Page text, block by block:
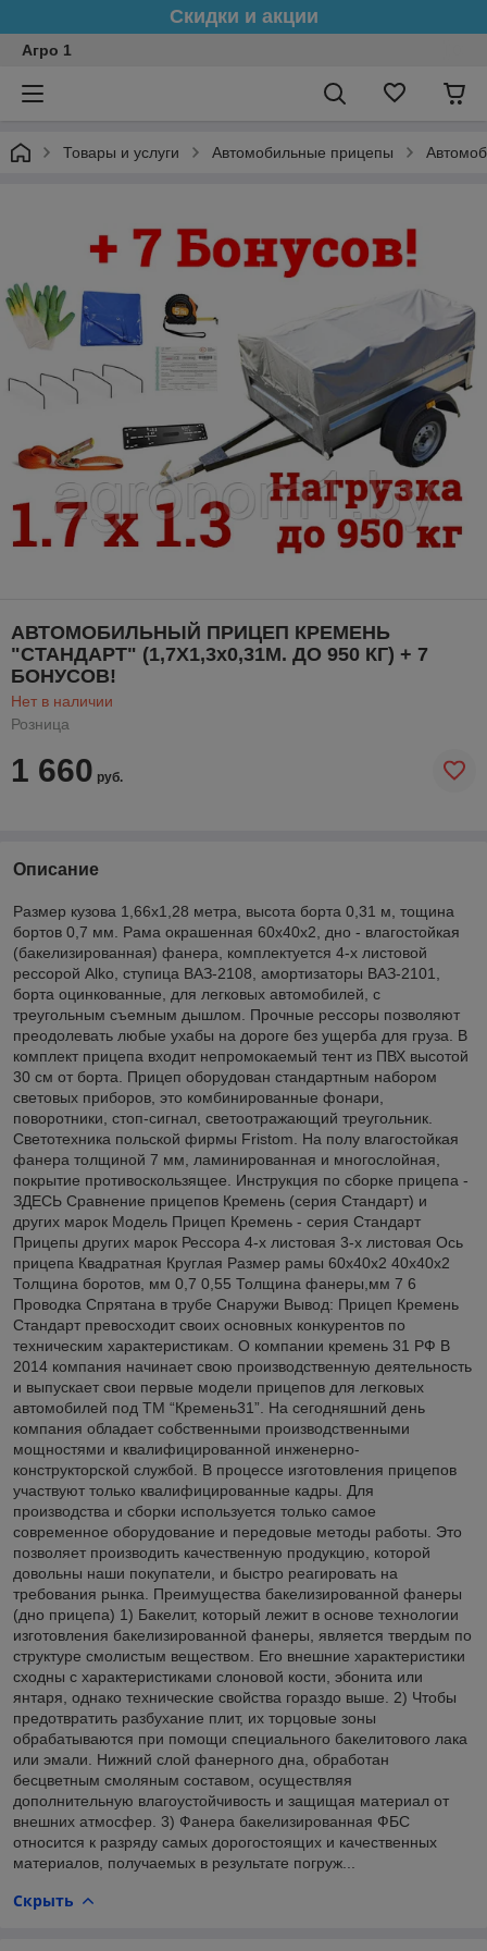
Скидки и акции
Агро 1
Товары и услуги Автомобильные прицепы
АВТОМОБИЛЬНЫЙ ПРИЦЕП КРЕМЕНЬ
"СТАНДАРТ" (1,7Х1,3х0,31М. ДО 950 КГ) + 7
БОНУСОВ!
Нет в наличии
Розница
1 660 руб.
Описание
Размер кузова 1,66х1,28 метра, высота борта 0,31 м, тощина
бортов 0,7 мм. Рама окрашенная 60х40х2, дно - влагостойкая
(бакелизированная) фанера, комплектуется 4-х листовой
рессорой Alko, ступица ВАЗ-2108, амортизаторы ВАЗ-2101,
борта оцинкованные, для легковых автомобилей, с
треугольным съемным дышлом. Прочные рессоры позволяют
преодолевать любые ухабы на дороге без ущерба для груза. В
комплект прицепа входит непромокаемый тент из ПВХ высотой
30 см от борта. Прицеп оборудован стандартным набором
световых приборов, это комбинированные фонари,
поворотники, стоп-сигнал, светоотражающий треугольник.
Светотехника польской фирмы Fristom. На полу влагостойкая
фанера толщиной 7 мм, ламинированная и многослойная,
покрытие противоскользящее. Инструкция по сборке прицепа -
ЗДЕСЬ Сравнение прицепов Кремень (серия Стандарт) и
других марок Модель Прицеп Кремень - серия Стандарт
Прицепы других марок Рессора 4-х листовая 3-х листовая Ось
прицепа Квадратная Круглая Размер рамы 60х40х2 40х40х2
Толщина боротов, мм 0,7 0,55 Толщина фанеры,мм 7 6
Проводка Спрятана в трубе Снаружи Вывод: Прицеп Кремень
Стандарт превосходит своих основных конкурентов по
техническим характеристикам. О компании кремень 31 РФ В
2014 компания начинает свою производственную деятельность
и выпускает свои первые модели прицепов для легковых
автомобилей под ТМ “Кремень31”. На сегодняшний день
компания обладает собственными производственными
мощностями и квалифицированной инженерно-
конструкторской службой. В процессе изготовления прицепов
участвуют только квалифицированные кадры. Для
производства и сборки используется только самое
современное оборудование и передовые методы работы. Это
позволяет производить качественную продукцию, которой
довольны наши покупатели, и быстро реагировать на
требования рынка. Преимущества бакелизированной фанеры
(дно прицепа) 1) Бакелит, который лежит в основе технологии
изготовления бакелизированной фанеры, является твердым по
структуре смолистым веществом. Его внешние характеристики
сходны с характеристиками слоновой кости, эбонита или
янтаря, однако технические свойства гораздо выше. 2) Чтобы
предотвратить разбухание плит, их торцовые зоны
обрабатываются при помощи специального бакелитового лака
или эмали. Нижний слой фанерного дна, обработан
бесцветным смоляным составом, осуществляя
дополнительную влагоустойчивость и защищая материал от
внешних атмосфер. 3) Фанера бакелизированная ФБС
относится к разряду самых дорогостоящих и качественных
материалов, получаемых в результате погруж...
Скрыть